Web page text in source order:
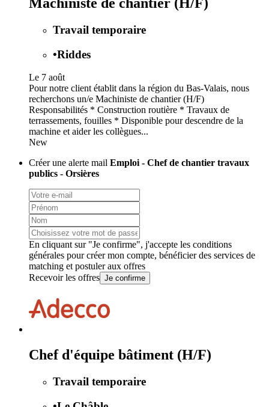
Travail temporaire
•Riddes
Le 7 août
Pour notre client établit dans la région du Bas-Valais, nous
recherchons un/e Machiniste de chantier (H/F)
Responsabilités * Construction routière * Travaux de
terrassements, fouilles * Disponible pour descendre de la
machine et aider les collègues...
New
Créer une alerte mail Emploi - Chef de chantier travaux
publics - Orsières
En cliquant sur "Je confirme", j'accepte les conditions
générales pour créer mon compte, bénéficier des services de
matching et postuler aux offres
Recevoir les offres Je confirme
Chef d'équipe bâtiment (H/F)
Travail temporaire